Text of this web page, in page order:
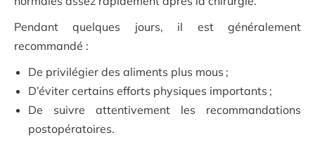
Pendant quelques jours, il est généralement
recommandé :
De privilégier des aliments plus mous ;
D’éviter certains efforts physiques importants ;
De suivre attentivement les recommandations
postopératoires.